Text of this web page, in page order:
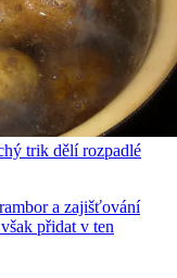
trik dělí rozpadlé
a zajišťování
přidat v ten